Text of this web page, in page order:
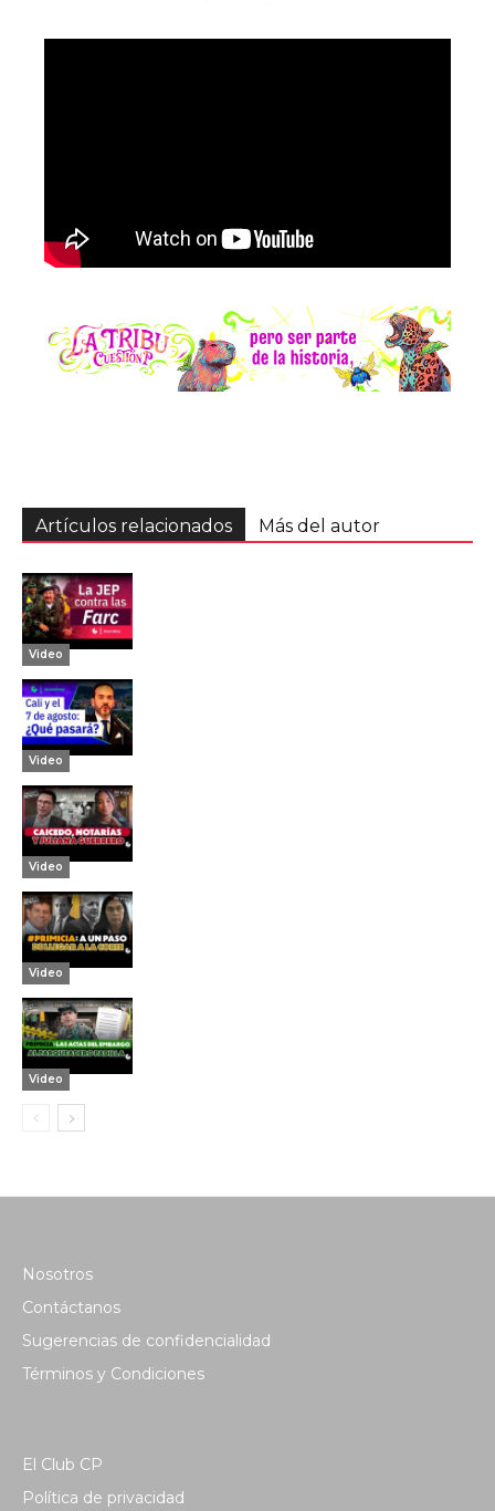
Artículos relacionados Más del autor
Video
Video
Video
Video
Video
Nosotros
Contáctanos
Sugerencias de confidencialidad
Términos y Condiciones
El Club CP
Política de privacidad